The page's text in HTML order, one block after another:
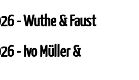
- Wuthe & Faust
- Ivo Müller &